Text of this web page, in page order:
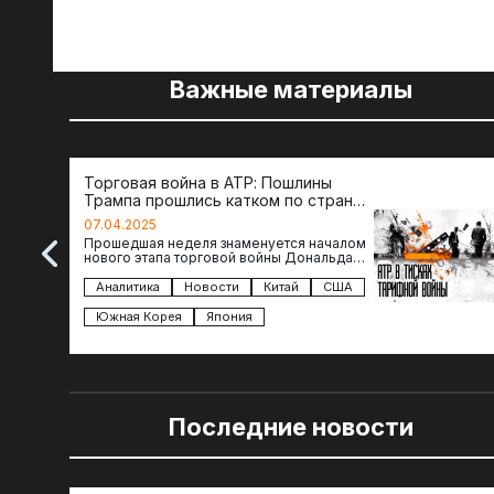
Важные материалы
Торговая война в АТР: Пошлины
Трампа прошлись катком по странам
региона
07.04.2025
Прошедшая неделя знаменуется началом
нового этапа торговой войны Дональда
импорта из более 100 стран…
Аналитика Новости Китай
США
Южная Корея
Япония
Последние новости